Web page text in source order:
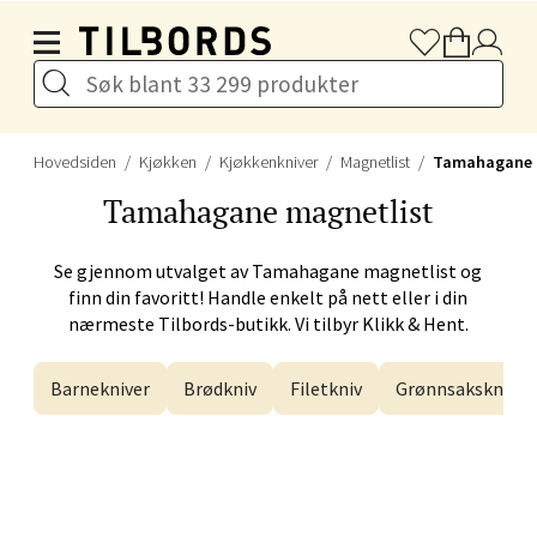
Hovedsiden Kjøkken Kjøkkenkniver Magnetlist Tamahagane
Tamahagane magnetlist
Se gjennom utvalget avTamahagane magnetlist og
finn din favoritt! Handle enkelt på nett eller i din
nærmeste Tilbords-butikk. Vi tilbyr Klikk & Hent.
Barnekniver Brødkniv Filetkniv Grønnsakskniv
Førde - Alti Førde
Naustdalsveien 4, 6800 Førde
Åpent i dag 10-20
Velg
Bergen - Galleriet
Torgalmenningen 8, 5014 Bergen
Åpent i dag 09-21